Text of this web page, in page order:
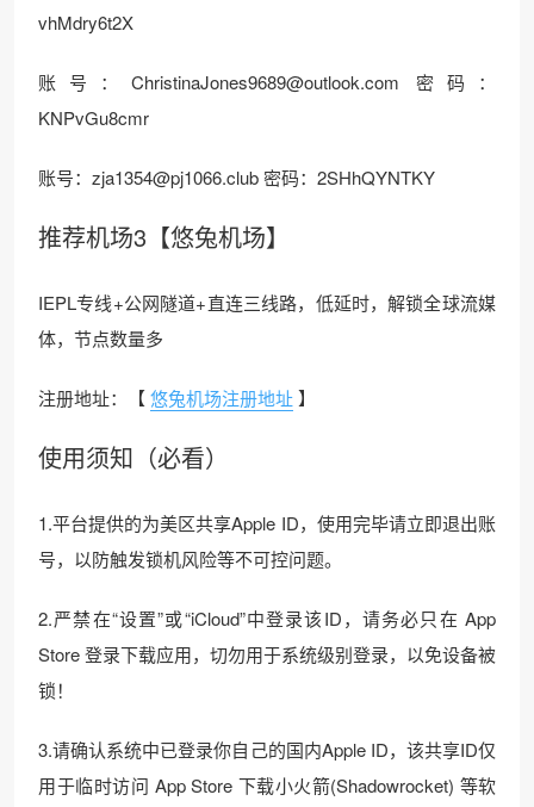
vhMdry6t2X
账号： ChristinaJones9689@outlook.com 密码：
KNPvGu8cmr
账号： zja1354@pj1066.club密码：2SHhQYNTKY
推荐机场3【悠兔机场】
IEPL专线+公网隧道+直连三线路，低延时，解锁全球流媒
体，节点数量多
注册地址：【悠兔机场注册地址】
使用须知（必看）
1.平台提供的为美区共享Apple ID，使用完毕请立即退出账
号，以防触发锁机风险等不可控问题。
2.严禁在“设置”或“iCloud”中登录该ID，请务必只在 App
Store 登录下载应用，切勿用于系统级别登录，以免设备被
锁！
3.请确认系统中已登录你自己的国内Apple ID，该共享ID仅
用于临时访问 App Store 下载小火箭(Shadowrocket) 等软